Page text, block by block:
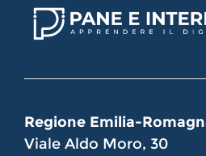
Regione Emilia-
Viale Aldo Moro, 30